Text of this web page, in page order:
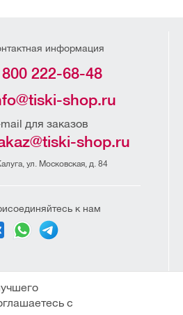
информация
222-68-48
shop.ru
для заказов
shop.ru
ул. Московская, д. 84
к нам
с